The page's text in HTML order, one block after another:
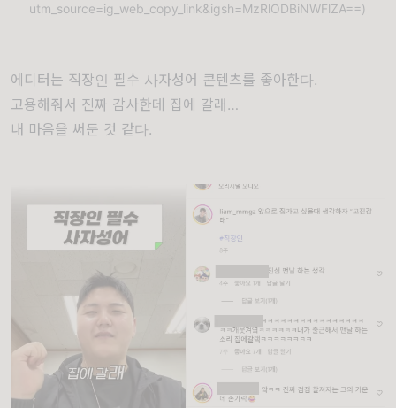
utm_source=ig_web_copy_link&igsh=MzRlODBiNWFlZA==)
에디터는 직장인 필수 사자성어 콘텐츠를 좋아한다.
고용해줘서 진짜 감사한데 집에 갈래…
내 마음을 써둔 것 같다.